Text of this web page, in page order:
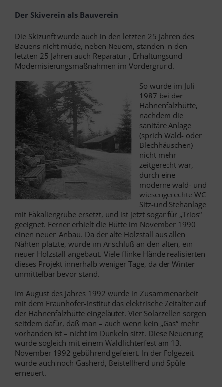
Der Skiverein als Bauverein
Die Skizunft wurde auch in den letzten 25 Jahren des
Bauens nicht müde, neben Neuem, standen in den
letzten 25 Jahren auch Reparatur-, Erhaltungs­und
Modernisierungsmaßnahmen im Vordergrund.
So wurde im Juli
1987 bei der
Hahnenfalzhütte,
nachdem die
sanitäre Anlage
(sprich Wald- oder
Blechhäuschen)
nicht mehr
zeitgerecht war,
durch eine
moderne wald- und
wiesengerechte WC
Sitz-und Stehanlage
mit Fäkaliengrube ersetzt, und ist jetzt sogar für „Trios“
geeignet. Ferner erhielt die Hütte im November 1990
einen neuen Anbau. Da der alte Holzstall aus allen
Nähten platzte, wurde im Anschluß an den alten, ein
neuer Holzstall angebaut. Viele flinke Hände realisierten
dieses Projekt innerhalb weniger Tage, da der Winter
unmittelbar bevor stand.
Im August des Jahres 1992 wurde in Zusammenarbeit
mit dem Fraunhofer-Institut das elektrische Zeitalter auf
der Hahnenfalzhütte eingeläutet. Vier Solarzellen sorgen
seitdem dafür, daß man – auch wenn kein „Gas“ mehr
vorhanden ist – nicht im Dunkeln sitzt. Diese Neuerung
wurde sogleich mit einem Waldlichterfest am 13.
November 1992 gebührend gefeiert. In der Folgezeit
wurde auch noch Gasherd, Beistellherd und Spüle
erneuert.